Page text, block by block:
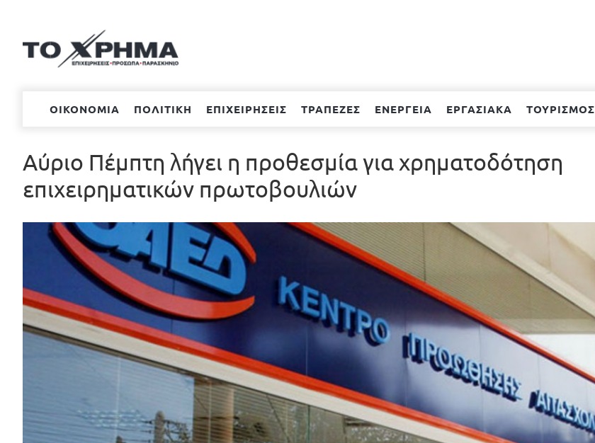
περιεχόμενο
ΟΙΚΟΝΟΜΙΑ ΠΟΛΙΤΙΚΗ ΕΠΙΧΕΙΡΗΣΕΙΣ ΤΡΑΠΕΖΕΣ ΕΝΕΡΓΕΙΑ ΕΡΓΑΣΙΑΚΑ ΤΟΥΡΙΣΜΟΣ
Αύριο Πέμπτη λήγει η προθεσμία για χρηματοδότηση
επιχειρηματικών πρωτοβουλιών
Προβολή
μεγαλύτερης